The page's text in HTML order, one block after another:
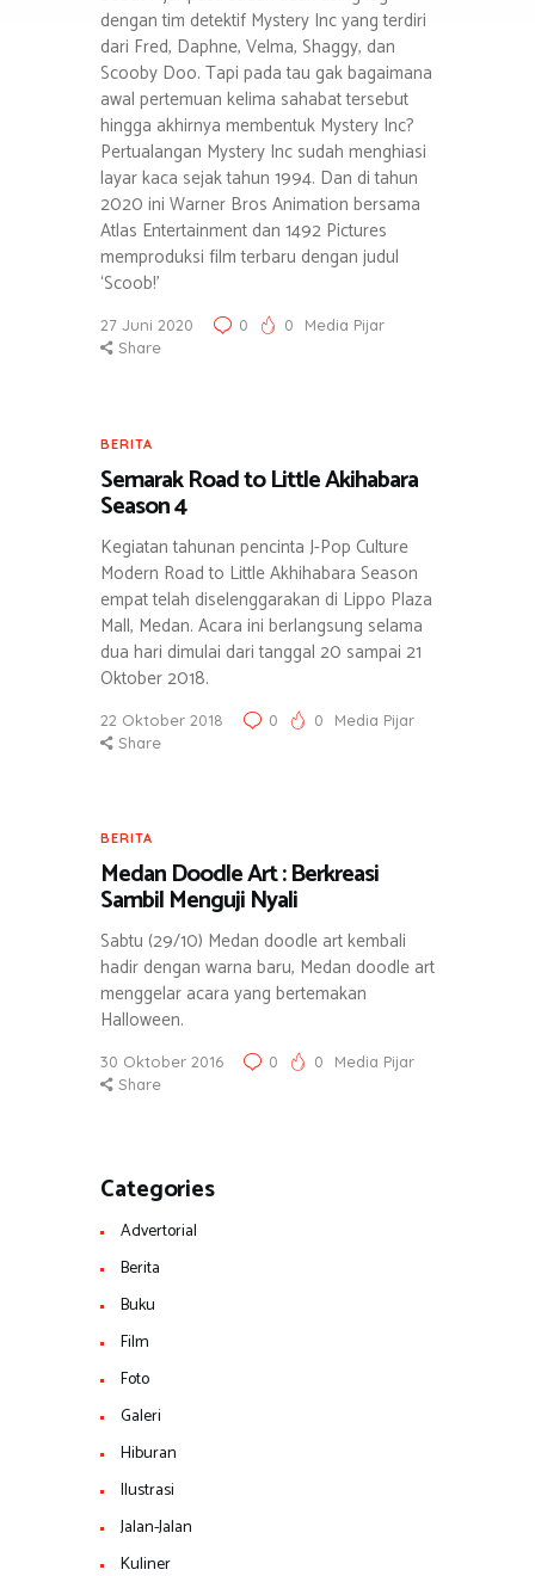
dengan tim detektif Mystery Inc yang terdiri
dari Fred, Daphne, Velma, Shaggy, dan
Scooby Doo. Tapi pada tau gak bagaimana
awal pertemuan kelima sahabat tersebut
hingga akhirnya membentuk Mystery Inc?
Pertualangan Mystery Inc sudah menghiasi
layar kaca sejak tahun 1994. Dan di tahun
2020 ini Warner Bros Animation bersama
Atlas Entertainment dan 1492 Pictures
memproduksi film terbaru dengan judul
‘Scoob!’
27 Juni 2020 0 0
Media Pijar
Share
BERITA
Semarak Road to Little Akihabara
Season 4
Kegiatan tahunan pencinta J-Pop Culture
Modern Road to Little Akhihabara Season
empat telah diselenggarakan di Lippo Plaza
Mall, Medan. Acara ini berlangsung selama
dua hari dimulai dari tanggal 20 sampai 21
Oktober 2018.
22 Oktober 2018 0 0
Media Pijar
Share
BERITA
Medan Doodle Art : Berkreasi
Sambil Menguji Nyali
Sabtu (29/10) Medan doodle art kembali
hadir dengan warna baru, Medan doodle art
menggelar acara yang bertemakan
Halloween.
30 Oktober 2016 0 0
Media Pijar
Share
Categories
Advertorial
Berita
Buku
Film
Foto
Galeri
Hiburan
Ilustrasi
Jalan-Jalan
Kuliner